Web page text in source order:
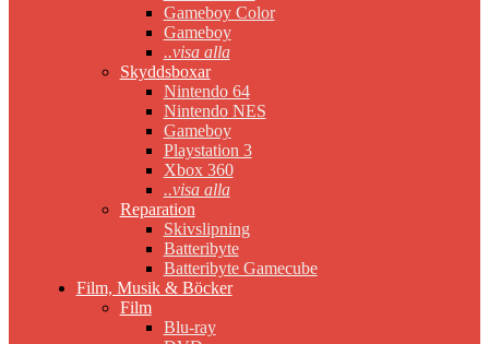
Gameboy Color
Gameboy
..visa alla
Skyddsboxar
Nintendo 64
Nintendo NES
Gameboy
Playstation 3
Xbox 360
..visa alla
Reparation
Skivslipning
Batteribyte
Batteribyte Gamecube
Film, Musik & Böcker
Film
Blu-ray